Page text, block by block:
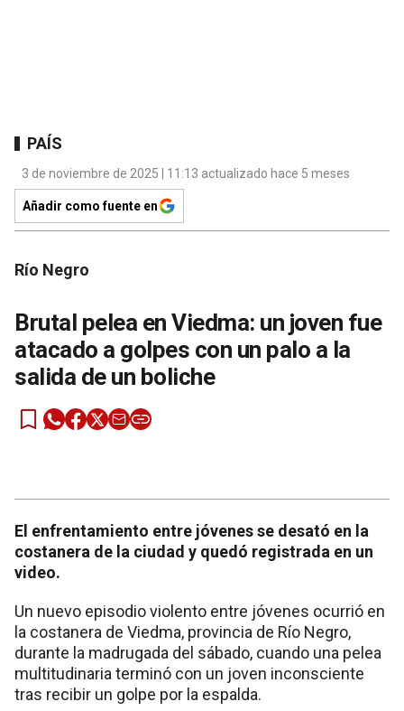
PAÍS
3 de noviembre de 2025 | 11:13 actualizado hace 5 meses
Añadir como fuente en
Río Negro
Brutal pelea en Viedma: un joven fue
atacado a golpes con un palo a la
salida de un boliche
El enfrentamiento entre jóvenes se desató en la
costanera de la ciudad y quedó registrada en un
video.
Un nuevo episodio violento entre jóvenes ocurrió en
la costanera de Viedma, provincia de Río Negro,
durante la madrugada del sábado, cuando una pelea
multitudinaria terminó con un joven inconsciente
tras recibir un golpe por la espalda.